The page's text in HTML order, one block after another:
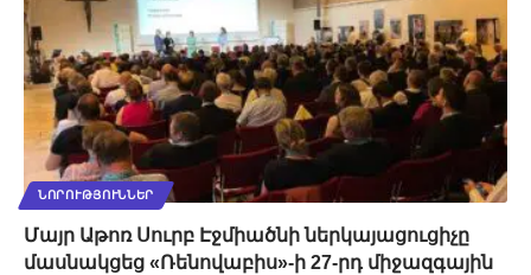
ՆՈՐՈՒԹՅՈՒՆՆԵՐ
Մայր Աթոռ Սուրբ Էջմիածնի ներկայացուցիչը
մասնակցեց «Ռենովաբիս»-ի 27-րդ միջազգային